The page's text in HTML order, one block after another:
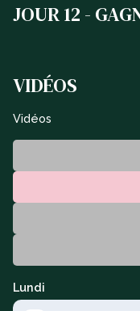
JOUR 12 -
VIDÉOS
Vidéos
Lundi